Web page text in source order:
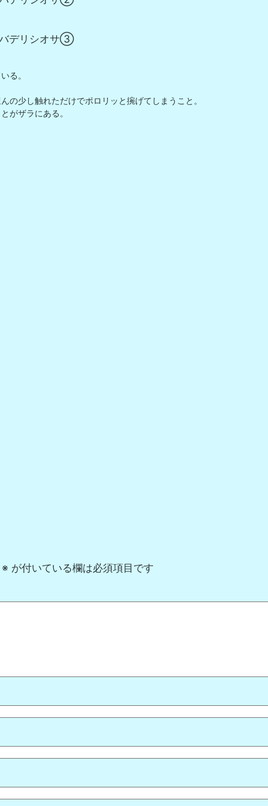
デリシオサ③
る。
の少し触れただけでポロリッと捥げてしまうこと。
がザラにある。
※ が付いている欄は必須項目です